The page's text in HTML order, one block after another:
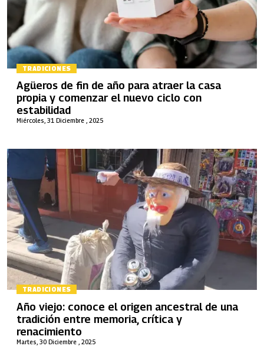
TRADICIONES
Miércoles, 31 Diciembre , 2025
Agüeros de fin de año para atraer la casa
propia y comenzar el nuevo ciclo con
estabilidad
TRADICIONES
Martes, 30 Diciembre , 2025
Año viejo: conoce el origen ancestral de una
tradición entre memoria, crítica y
renacimiento